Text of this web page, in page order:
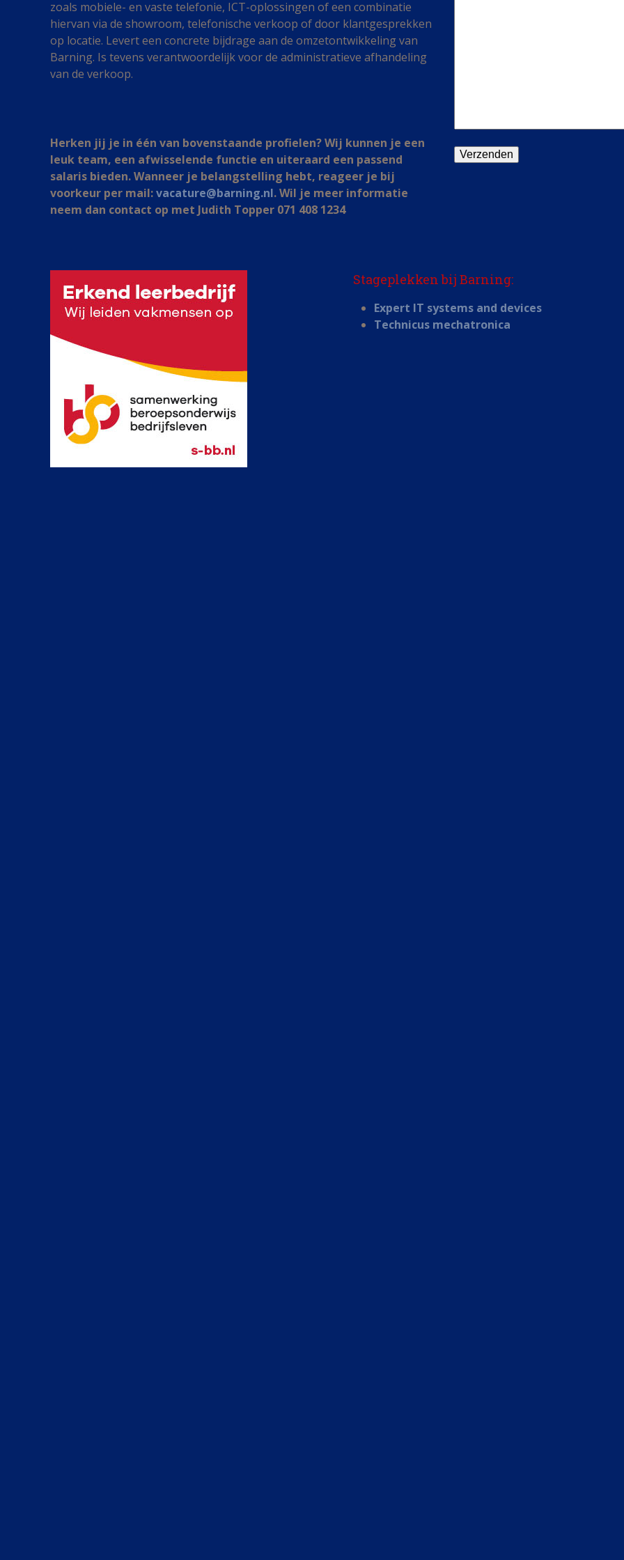
zoals mobiele- en vaste telefonie, ICT-oplossingen of een combinatie
hiervan via de showroom, telefonische verkoop of door klantgesprekken
op locatie. Levert een concrete bijdrage aan de omzetontwikkeling van
Barning. Is tevens verantwoordelijk voor de administratieve afhandeling
van de verkoop.
Herken jij je in één van bovenstaande profielen? Wij kunnen je een
leuk team, een afwisselende functie en uiteraard een passend
salaris bieden. Wanneer je belangstelling hebt, reageer je bij
voorkeur per mail:vacature@barning.nl. Wil je meer informatie
neem dan contact op met Judith Topper 071 408 1234
Stageplekken bij Barning:
Expert IT systems and devices
Technicus mechatronica